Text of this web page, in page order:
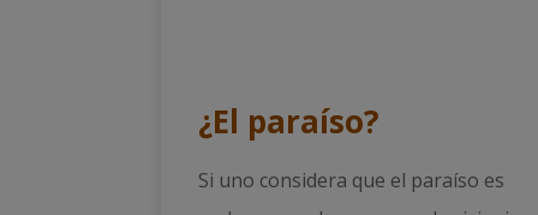
¿El paraíso?
Si uno considera que el paraíso es